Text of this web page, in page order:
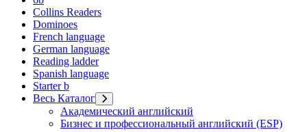
Collins Readers
Dominoes
French language
German language
Reading ladder
Spanish language
Starter b
Весь Каталог
Академический английский
Бизнес и профессиональный английский (ESP)